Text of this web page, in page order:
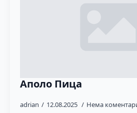
Аполо Пица
adrian 12.08.2025 Нема